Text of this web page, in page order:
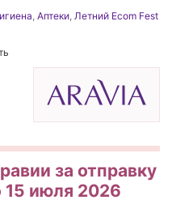
Аптеки Летний Ecom Fest
за отправку
15 июля 2026